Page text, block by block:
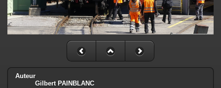
Auteur
Gilbert PAINBLANC